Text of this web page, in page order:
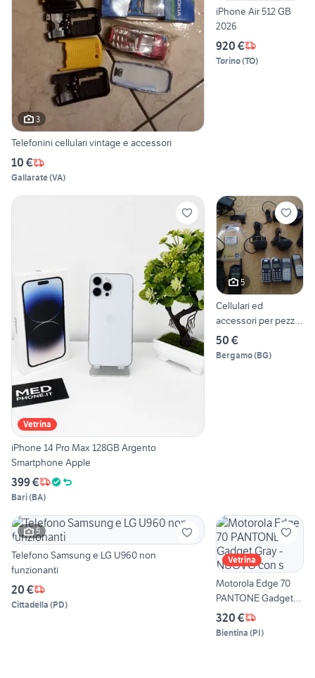
3
Telefonini cellulari vintage e accessori
10 €
Gallarate(VA)
iPhone Air 512 GB
2026
920 €
Torino(TO)
Vetrina
iPhone 14 Pro Max 128GB Argento
Smartphone Apple
399 €
Bari(BA)
5
Cellulari ed
accessori per pezzi
ricambio
50 €
Bergamo(BG)
5
Telefono Samsung e LG U960 non
funzionanti
20 €
Cittadella (PD)
Vetrina
Motorola Edge 70
PANTONE Gadget
Gray - NUOVO con s
320 €
Bientina (PI)